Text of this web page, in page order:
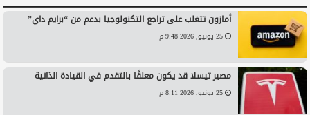
أمازون تتغلب على تراجع التكنولوجيا بدعم من “برايم داي”
25 يونيو, 2026 9:48 م
مصير تيسلا قد يكون معلقًا بالتقدم في القيادة الذاتية
25 يونيو, 2026 8:11 م